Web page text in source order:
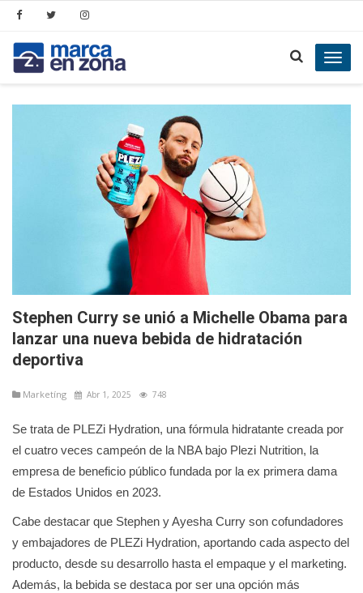
Stephen Curry se unió a Michelle Obama para
lanzar una nueva bebida de hidratación
deportiva
Marketíng Abr 1, 2025 748
Se trata de PLEZi Hydration, una fórmula hidratante creada por
el cuatro veces campeón de la NBA bajo Plezi Nutrition, la
empresa de beneficio público fundada por la ex primera dama
de Estados Unidos en 2023.
Cabe destacar que Stephen y Ayesha Curry son cofundadores
y embajadores de PLEZi Hydration, aportando cada aspecto del
producto, desde su desarrollo hasta el empaque y el marketing.
Además, la bebida se destaca por ser una opción más